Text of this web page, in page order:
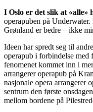
I Oslo er det slik at «alle»
operapuben på
Grønland er bedre – ikke
Ideen har spredt seg til
operapub i forbindelse med
fenomenet kommet inn i
arrangerer operapub på
nasjonale opera arrangerer
sentrum den første
mellom bordene på